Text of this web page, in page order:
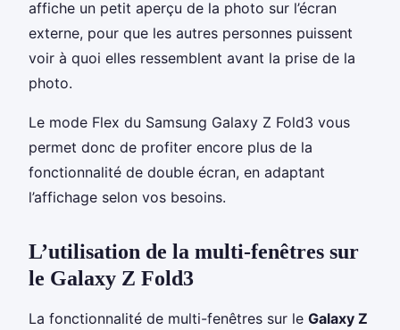
affiche un petit aperçu de la photo sur l’écran
externe, pour que les autres personnes puissent
voir à quoi elles ressemblent avant la prise de la
photo.
Le mode Flex du Samsung Galaxy Z Fold3 vous
permet donc de profiter encore plus de la
fonctionnalité de double écran, en adaptant
l’affichage selon vos besoins.
L’utilisation de la multi-fenêtres sur
le Galaxy Z Fold3
La fonctionnalité de multi-fenêtres sur le Galaxy Z